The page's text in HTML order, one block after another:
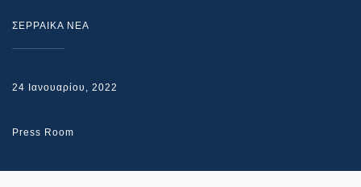
ΣΕΡΡΑΙΚΑ ΝΕΑ
24 Ιανουαρίου, 2022
Press Room